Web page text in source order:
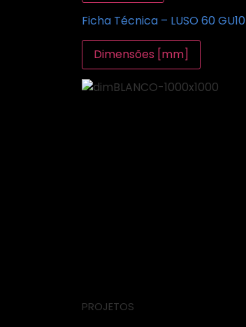
Ficha Técnica – LUSO 60 GU10
Dimensões [mm]
PROJETOS